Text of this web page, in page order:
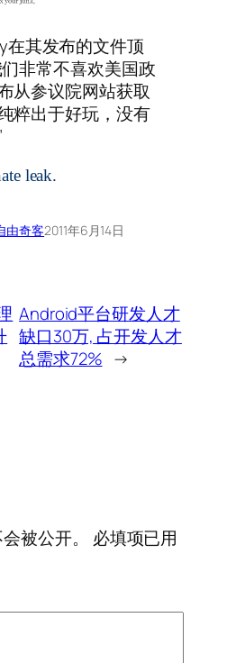
在其发布的文件顶
非常不喜欢美国政
从参议院网站获取
粹出于好玩，没有
leak.
由奇客2011年6月14日
Android平台研发人才
缺口30万, 占开发人才
总需求72% →
被公开。
必填项已用